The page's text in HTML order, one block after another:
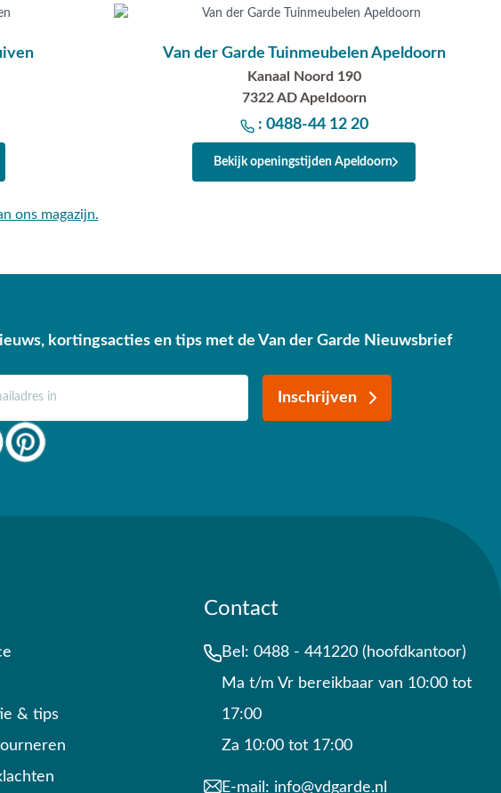
Van der Garde Tuinmeubelen Apeldoorn
Kanaal Noord 190
7322 AD Apeldoorn
: 0488-44 12 20
Bekijk openingstijden Apeldoorn
ons magazijn.
kortingsacties en tips met de Van der Garde Nieuwsbrief
Inschrijven
& tips
Contact
Bel: 0488 - 441220 (hoofdkantoor)
Ma t/m Vr bereikbaar van 10:00 tot
17:00
Za 10:00 tot 17:00
E-mail: info@vdgarde.nl